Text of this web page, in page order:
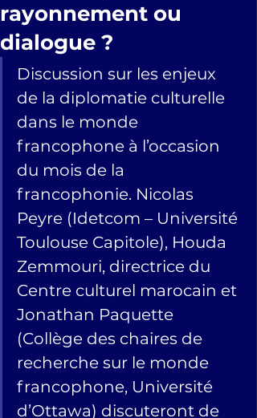
rayonnement ou
dialogue ?
Discussion sur les enjeux
de la diplomatie culturelle
dans le monde
francophone à l’occasion
du mois de la
francophonie. Nicolas
Peyre (Idetcom – Université
Toulouse Capitole), Houda
Zemmouri, directrice du
Centre culturel marocain et
Jonathan Paquette
(Collège des chaires de
recherche sur le monde
francophone, Université
d’Ottawa) discuteront de